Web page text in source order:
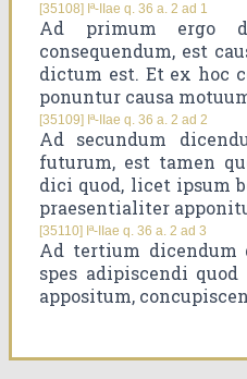
[35108] Iª-IIae q. 36 a. 2 ad 1
Ad primum ergo
consequendum, est
dictum est. Et ex hoc
ponuntur causa
[35109] Iª-IIae q. 36 a. 2 ad 2
Ad secundum
futurum, est tamen
dici quod, licet ipsum
praesentialiter
[35110] Iª-IIae q. 36 a. 2 ad 3
Ad tertium dicendum
spes adipiscendi
appositum,